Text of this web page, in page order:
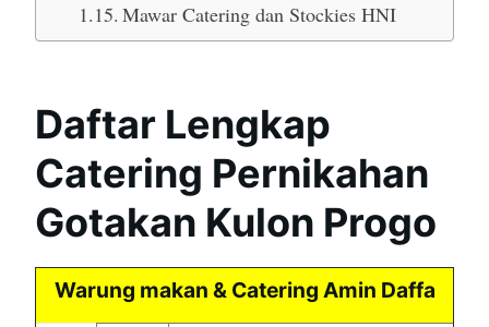
Mawar Catering dan Stockies HNI
Daftar Lengkap
Catering Pernikahan
Gotakan Kulon Progo
Warung makan & Catering Amin Daffa